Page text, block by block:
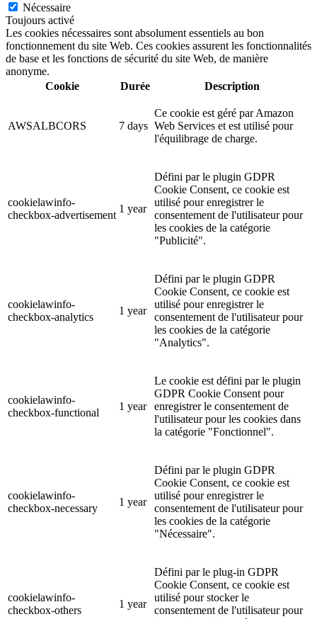
Nécessaire
Toujours activé
Les cookies nécessaires sont absolument essentiels au bon
fonctionnement du site Web. Ces cookies assurent les fonctionnalités
de base et les fonctions de sécurité du site Web, de manière
anonyme.
Cookie
Durée Description
AWSALBCORS 7 days
Ce cookie est géré par Amazon
Web Services et est utilisé pour
l'équilibrage de charge.
cookielawinfo-
checkbox-advertisement
1 year
Défini par le plugin GDPR
Cookie Consent, ce cookie est
utilisé pour enregistrer le
consentement de l'utilisateur pour
les cookies de la catégorie
"Publicité".
cookielawinfo-
checkbox-analytics
1 year
Défini par le plugin GDPR
Cookie Consent, ce cookie est
utilisé pour enregistrer le
consentement de l'utilisateur pour
les cookies de la catégorie
"Analytics".
cookielawinfo-
checkbox-functional
1 year
Le cookie est défini par le plugin
GDPR Cookie Consent pour
enregistrer le consentement de
l'utilisateur pour les cookies dans
la catégorie "Fonctionnel".
cookielawinfo-
checkbox-necessary
1 year
Défini par le plugin GDPR
Cookie Consent, ce cookie est
utilisé pour enregistrer le
consentement de l'utilisateur pour
les cookies de la catégorie
"Nécessaire".
cookielawinfo-
checkbox-others
1 year
Défini par le plug-in GDPR
Cookie Consent, ce cookie est
utilisé pour stocker le
consentement de l'utilisateur pour